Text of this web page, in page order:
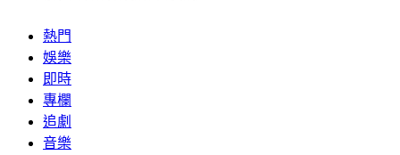
熱門
娛樂
即時
專欄
追劇
音樂